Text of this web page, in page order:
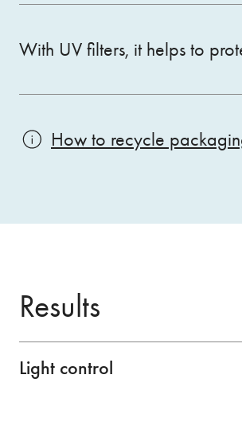
With UV filters, it helps to
How to recycle
Results
Light control